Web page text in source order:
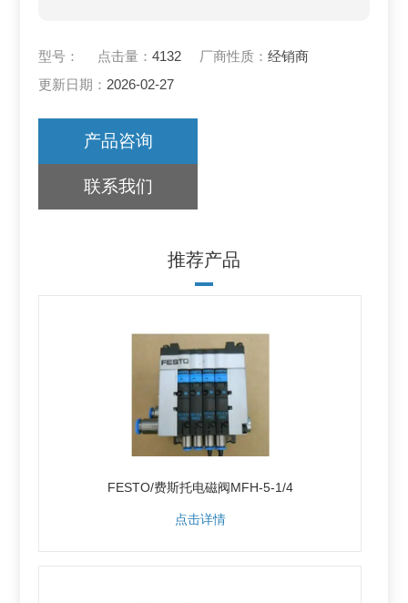
型号： 点击量：4132 厂商性质：经销商
更新日期： 2026-02-27
产品咨询
联系我们
推荐产品
FESTO/费斯托电磁阀MFH-5-1/4
点击详情